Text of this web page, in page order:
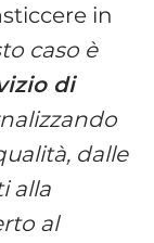
in
caso è
di
dalle
alla
al